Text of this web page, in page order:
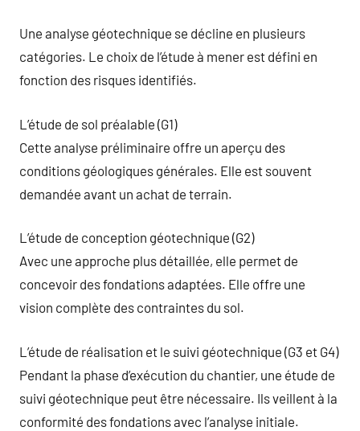
Une analyse géotechnique se décline en plusieurs
catégories. Le choix de l’étude à mener est défini en
fonction des risques identifiés.
L’étude de sol préalable (G1)
Cette analyse préliminaire offre un aperçu des
conditions géologiques générales. Elle est souvent
demandée avant un achat de terrain.
L’étude de conception géotechnique (G2)
Avec une approche plus détaillée, elle permet de
concevoir des fondations adaptées. Elle offre une
vision complète des contraintes du sol.
L’étude de réalisation et le suivi géotechnique (G3 et G4)
Pendant la phase d’exécution du chantier, une étude de
suivi géotechnique peut être nécessaire. Ils veillent à la
conformité des fondations avec l’analyse initiale.